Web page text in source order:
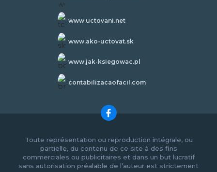
www.uctovani.net
www.ako-uctovat.sk
www.jak-ksiegowac.pl
contabilizacaofacil.com
Toute représentation ou reproduction intégrale, ou
partielle, du contenu de ce site à des fins
commerciales ou publicitaires et dans un but lucratif
sans autorisation préalable de l’auteur est strictement